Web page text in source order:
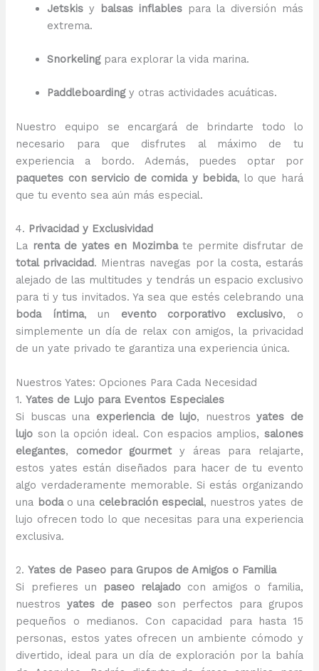
Jetskis y balsas inflablespara la diversión más
extrema.
Snorkelingpara explorar la vida marina.
Paddleboardingy otras actividades acuáticas.
Nuestro equipo se encargará de brindarte todo lo
necesario para que disfrutes al máximo de tu
experiencia a bordo. Además, puedes optar por
paquetes con servicio de comida y bebida, lo que hará
que tu evento sea aún más especial.
4. Privacidad y Exclusividad
La renta de yates en Mozimbate permite disfrutar de
total privacidad. Mientras navegas por la costa, estarás
alejado de las multitudes y tendrás un espacio exclusivo
para ti y tus invitados. Ya sea que estés celebrando una
boda íntima, un evento corporativo exclusivo, o
simplemente un día de relax con amigos, la privacidad
de un yate privado te garantiza una experiencia única.
Nuestros Yates: Opciones Para Cada Necesidad
1.Yates de Lujo para Eventos Especiales
Si buscas una experiencia de lujo, nuestrosyates de
lujo son la opción ideal. Con espacios amplios, salones
elegantes, comedor gourmety áreas para relajarte,
estos yates están diseñados para hacer de tu evento
algo verdaderamente memorable. Si estás organizando
una bodao una celebración especial, nuestros yates de
lujo ofrecen todo lo que necesitas para una experiencia
exclusiva.
2.Yates de Paseo para Grupos de Amigos o Familia
Si prefieres un
paseo relajado con amigos o familia,
nuestrosyates de paseoson perfectos para grupos
pequeños o medianos. Con capacidad para hasta 15
personas, estos yates ofrecen un ambiente cómodo y
divertido, ideal para un día de exploración por la bahía